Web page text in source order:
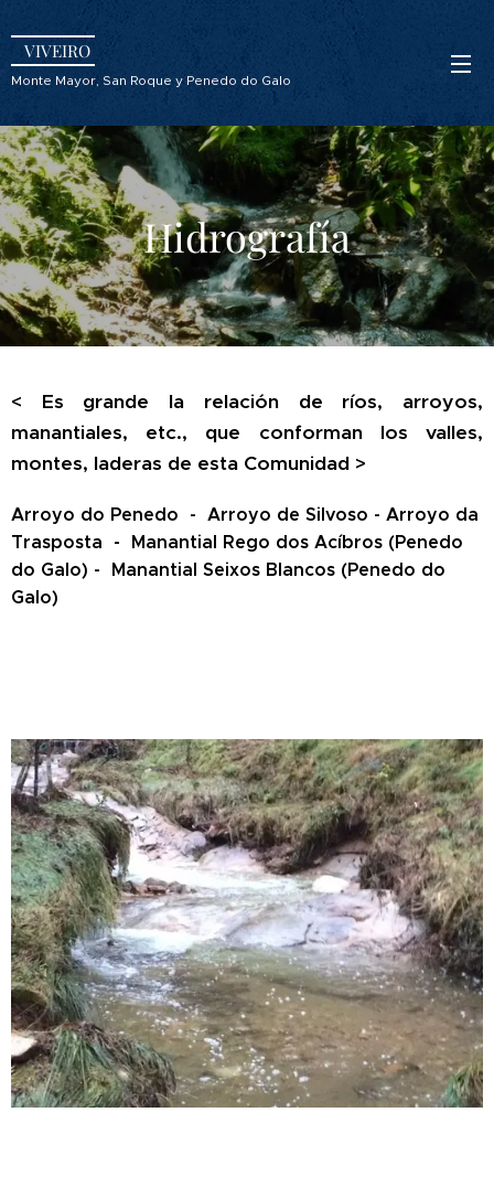
VIVEIRO
Monte Mayor, San Roque y Penedo do Galo
Hidrografía
< Es grande la relación de ríos, arroyos,
manantiales, etc., que conforman los valles,
montes, laderas de esta Comunidad >
Arroyo do Penedo - Arroyo de Silvoso - Arroyo da
Trasposta - Manantial Rego dos Acíbros (Penedo
do Galo) - Manantial Seixos Blancos (Penedo do
Galo)